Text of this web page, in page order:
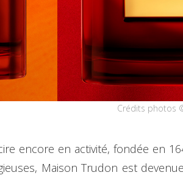
Crédits photos
encore en activité, fondée en
Maison Trudon est